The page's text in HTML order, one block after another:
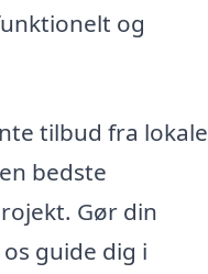
og
tilbud fra lokale
bedste
Gør din
guide dig i